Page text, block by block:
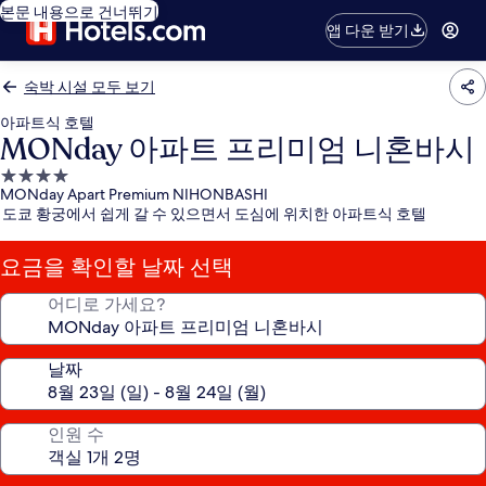
본문 내용으로 건너뛰기
앱 다운 받기
숙박 시설 모두 보기
아파트식 호텔
MONday 아파트 프리미엄 니혼바시
4.0
성
급
숙
박
시
MONday Apart Premium NIHONBASHI
도쿄 황궁에서 쉽게 갈 수 있으면서 도심에 위치한 아파트식 호텔
요금을 확인할 날짜 선택
어디로 가세요?
날짜
인원 수